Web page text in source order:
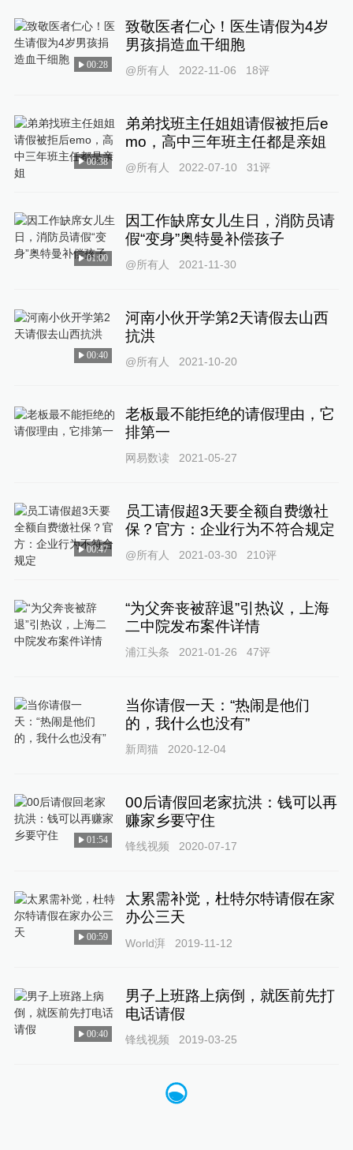
00:28
致敬医者仁心！医生请假为4岁
男孩捐造血干细胞
@所有人 2022-11-06 18评
00:38
弟弟找班主任姐姐请假被拒后e
mo，高中三年班主任都是亲姐
@所有人 2022-07-10 31评
01:00
因工作缺席女儿生日，消防员请
假“变身”奥特曼补偿孩子
@所有人 2021-11-30
00:40
河南小伙开学第2天请假去山西
抗洪
@所有人 2021-10-20
老板最不能拒绝的请假理由，它
排第一
网易数读 2021-05-27
00:47
员工请假超3天要全额自费缴社
保？官方：企业行为不符合规定
@所有人 2021-03-30 210评
“为父奔丧被辞退”引热议，上海
二中院发布案件详情
浦江头条 2021-01-26 47评
当你请假一天：“热闹是他们
的，我什么也没有”
新周猫 2020-12-04
01:54
00后请假回老家抗洪：钱可以再
赚家乡要守住
锋线视频 2020-07-17
00:59
太累需补觉，杜特尔特请假在家
办公三天
World湃 2019-11-12
00:40
男子上班路上病倒，就医前先打
电话请假
锋线视频 2019-03-25